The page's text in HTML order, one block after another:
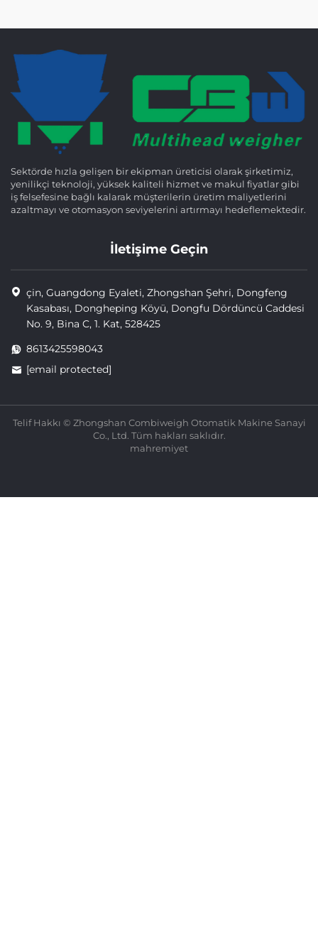
Sektörde hızla gelişen bir ekipman üreticisi olarak şirketimiz,
yenilikçi teknoloji, yüksek kaliteli hizmet ve makul fiyatlar gibi
iş felsefesine bağlı kalarak müşterilerin üretim maliyetlerini
azaltmayı ve otomasyon seviyelerini artırmayı hedeflemektedir.
İletişime Geçin
çin, Guangdong Eyaleti, Zhongshan Şehri, Dongfeng
Kasabası, Dongheping Köyü, Dongfu Dördüncü Caddesi
No. 9, Bina C, 1. Kat, 528425
8613425598043
[email protected]
Telif Hakkı © Zhongshan Combiweigh Otomatik Makine Sanayi
Co., Ltd. Tüm hakları saklıdır.
mahremiyet